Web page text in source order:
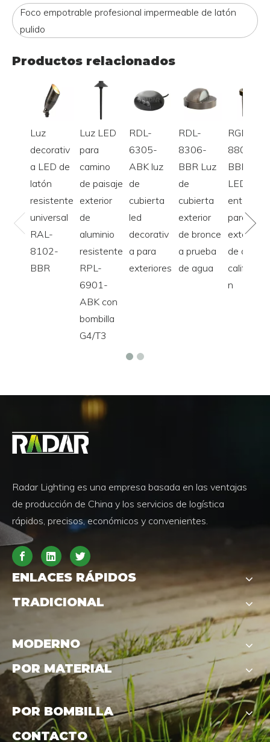
Foco empotrable profesional impermeable de latón
pulido
Productos relacionados
Luz
decorativ
a LED de
latón
resistente
universal
RAL-
8102-
BBR
Luz LED
para
camino
de paisaje
exterior
de
aluminio
resistente
RPL-
6901-
ABK con
bombilla
G4/T3
RDL-
6305-
ABK luz
de
cubierta
led
decorativ
a para
exteriores
RDL-
8306-
BBR Luz
de
cubierta
exterior
de bronce
a prueba
de agua
RGL-
8801-
BBR luz
LED
enterrada
para
exteriores
de alta
calificació
n
Radar Lighting es una empresa basada en las ventajas
de producción de China y los servicios de logística
rápidos, precisos, económicos y convenientes.
ENLACES RÁPIDOS
TRADICIONAL
MODERNO
POR MATERIAL
POR BOMBILLA
CONTACTO